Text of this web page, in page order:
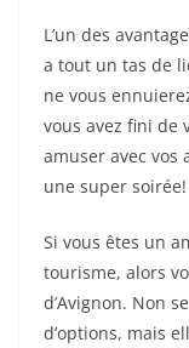
L’un des
a tout un tas de
ne vous
vous avez fini de
amuser avec vos
une super
Si vous êtes un
tourisme, alors
d’Avignon. Non
d’options, mais